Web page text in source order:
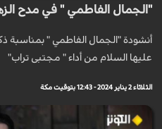
"الجمال الفاطمي " في مدح
أنشودة "الجمال الفاطمي " بمناسبة
عليها السلام من أداء " مجتبى تراب"
الثلاثاء 2 يناير 2024 - 12:43 بتوقيت مكة